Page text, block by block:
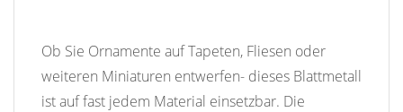
Ob Sie Ornamente auf Tapeten, Fliesen oder
weiteren Miniaturen entwerfen- dieses Blattmetall
ist auf fast jedem Material einsetzbar. Die